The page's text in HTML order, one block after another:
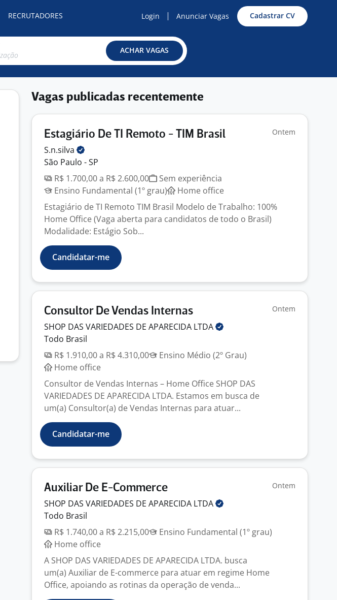
RECRUTADORES Login Anunciar Vagas Cadastrar CV
ACHAR VAGAS
Vagas publicadas recentemente
Estagiário De TI Remoto - TIM Brasil Ontem
S.n.silva
São Paulo - SP
R$ 1.700,00 a R$ 2.600,00
Sem experiência
Ensino Fundamental (1º grau)
Home office
Estagiário de TI Remoto TIM Brasil Modelo de Trabalho: 100%
Home Office (Vaga aberta para candidatos de todo o Brasil)
Modalidade: Estágio Sob...
Candidatar-me
Consultor De Vendas Internas Ontem
SHOP DAS VARIEDADES DE APARECIDA LTDA
Todo Brasil
R$ 1.910,00 a R$ 4.310,00
Ensino Médio (2º Grau)
Home office
Consultor de Vendas Internas – Home Office SHOP DAS
VARIEDADES DE APARECIDA LTDA. Estamos em busca de
um(a) Consultor(a) de Vendas Internas para atuar...
Candidatar-me
Auxiliar De E-Commerce Ontem
SHOP DAS VARIEDADES DE APARECIDA LTDA
Todo Brasil
R$ 1.740,00 a R$ 2.215,00
Ensino Fundamental (1º grau)
Home office
A SHOP DAS VARIEDADES DE APARECIDA LTDA. busca
um(a) Auxiliar de E-commerce para atuar em regime Home
Office, apoiando as rotinas da operação de venda...